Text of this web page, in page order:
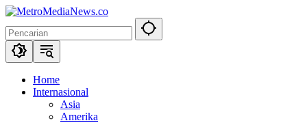
Langsung
konten
Home
Internasional
Asia
Amerika